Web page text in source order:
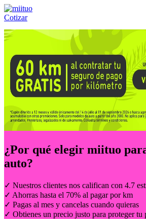
Cotizar
Llámanos al:(55) 84-21-05-00 ó
¿Por qué elegir miituo
auto?
✓ Nuestros clientes nos califican con 4.7
✓ Ahorras hasta el 70% al pagar por km
✓ Pagas al mes y cancelas cuando quieras
✓ Obtienes un precio justo para proteger tu